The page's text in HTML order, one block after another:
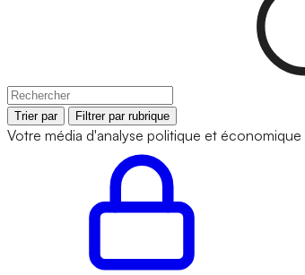
Trier par Filtrer par rubrique
Votre média d'analyse politique et économique